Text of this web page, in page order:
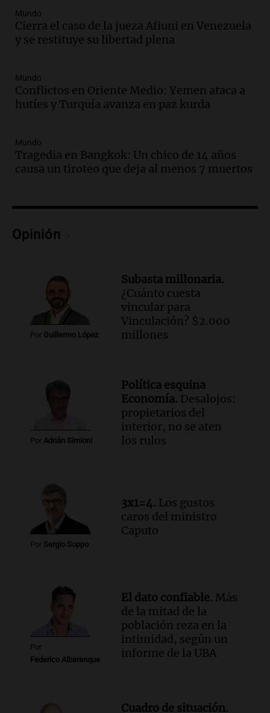
Audio.
de julio será menor al 2,9% registrado
en CABA
Audio. Altas Cumbres: rescataron a una
cabra que llevaba ocho días atrapada en
un precipicio
Episodios
Audio.Chile planteó mejorar la
conectividad fronteriza, aérea y digital
Episodios
Audio.
qué crece el consumo de alimentos con
Episodios
Audio.
Investigan un asalto millonario a
la cooperativa Talamochita en Villa
María
Tucumán: destruyeron 433 luminarias
públicas en 14 meses
Episodios
Audio.Una mujer murió cuando
Panorama Federal
Episodios
Mundo
Cierra el caso de la jueza Afiuni en Venezuela
y se restituye su libertad plena
Mundo
Conflictos en Oriente Medio: Yemen ataca a
hutíes y Turquía avanza en paz kurda
Mundo
Tragedia en Bangkok: Un chico de 14 años
causa un tiroteo que deja al menos 7 muertos
Opinión
Por Guillermo López
Subasta millonaria.
¿Cuánto cuesta
vincular para
Vinculación? $2.000
millones
Por Adrián Simioni
Política esquina
Economía. Desalojos:
propietarios del
interior, no se aten
los rulos
Por Sergio Suppo
3x1=4. Los gustos
caros del ministro
Caputo
Por
Federico Albarenque
El dato confiable. Más
de la mitad de la
población reza en la
intimidad, según un
informe de la UBA
Cuadro de situación.